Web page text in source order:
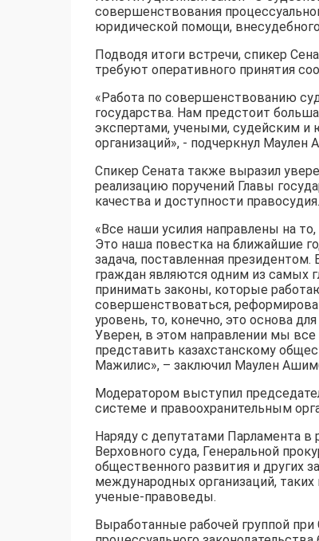
совершенствования
юридической помощи,
Подводя итоги встречи, спикер
требуют оперативного принятия
«Работа по совершенствованию
государства. Нам предстоит
экспертами, учеными, судейским
организаций», - подчеркнул Маулен
Спикер Сената также выразил
реализацию поручений Главы
качества и доступности правосудия.
«Все наши усилия направлены на
Это наша повестка на ближайшие
задача, поставленная
граждан являются одним из самых
принимать законы, которые
совершенствоваться,
уровень, то, конечно, это основа
Уверен, в этом направлении мы все
представить казахстанскому
Мажилис», – заключил Маулен
Модератором выступил
системе и правоохранительным
Наряду с депутатами Парламента в
Верховного суда, Генеральной
общественного развития и других
международных организаций,
ученые-правоведы.
Выработанные рабочей группой